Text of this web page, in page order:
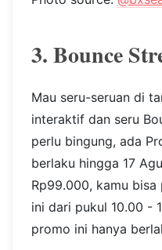
3. Bounce
Mau seru-seruan di
interaktif dan seru
perlu bingung, ada
berlaku hingga 17
Rp99.000, kamu bisa
ini dari pukul 10.00 -
promo ini hanya